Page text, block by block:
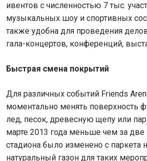
ивентов с численностью 7 тыс.
музыкальных шоу и спортивных
также удобна для проведения
гала-концертов, конференций,
Быстрая смена покрытий
Для различных событий Friends
моментально менять поверхность
лед, песок, древесную щепу или
марте 2013 года меньше чем за
стадиона было изменено с паркета
натуральный газон для таких